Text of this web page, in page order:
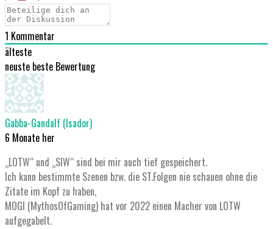
1 Kommentar
älteste
neuste beste Bewertung
Gabba-Gandalf (Isador)
6 Monate her
„LOTW“ und „SIW“ sind bei mir auch tief gespeichert.
Ich kann bestimmte Szenen bzw. die ST.Folgen nie schauen ohne die
Zitate im Kopf zu haben,
MOGI (MythosOfGaming) hat vor 2022 einen Macher von LOTW
aufgegabelt.